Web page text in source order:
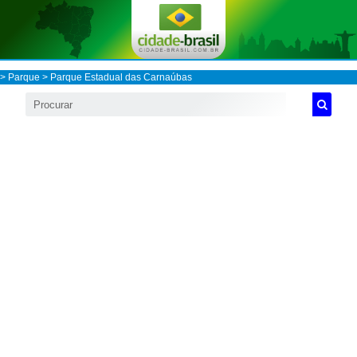
> Parque > Parque Estadual das Carnaúbas